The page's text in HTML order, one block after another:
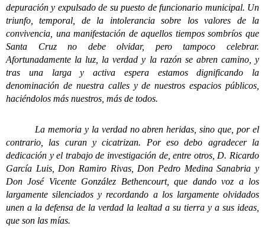
depuración y expulsado de su puesto de funcionario municipal. Un
triunfo, temporal, de la intolerancia sobre los valores de la
convivencia, una manifestación de aquellos tiempos sombríos que
Santa Cruz no debe olvidar, pero tampoco celebrar.
Afortunadamente la luz, la verdad y la razón se abren camino, y
tras una larga y activa espera estamos dignificando la
denominación de nuestra calles y de nuestros espacios públicos,
haciéndolos más nuestros, más de todos.
La memoria y la verdad no abren heridas, sino que, por el
contrario, las curan y cicatrizan. Por eso debo agradecer la
dedicación y el trabajo de investigación de, entre otros, D. Ricardo
García Luis, Don Ramiro Rivas, Don Pedro Medina Sanabria y
Don José Vicente González Bethencourt, que dando voz a los
largamente silenciados y recordando a los largamente olvidados
unen a la defensa de la verdad la lealtad a su tierra y a sus ideas,
que son las mías.